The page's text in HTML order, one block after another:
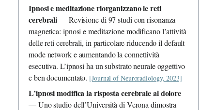
Ipnosi e meditazione riorganizzano le reti
cerebrali— Revisione di 97 studi con risonanza
magnetica: ipnosi e meditazione modificano l’attività
delle reti cerebrali, in particolare riducendo il default
mode network e aumentando la connettività
esecutiva. L’ipnosi ha un substrato neurale oggettivo
e ben documentato. [Journal of Neuroradiology, 2023]
L’ipnosi modifica la risposta cerebrale al dolore
— Uno studio dell’Università di Verona dimostra